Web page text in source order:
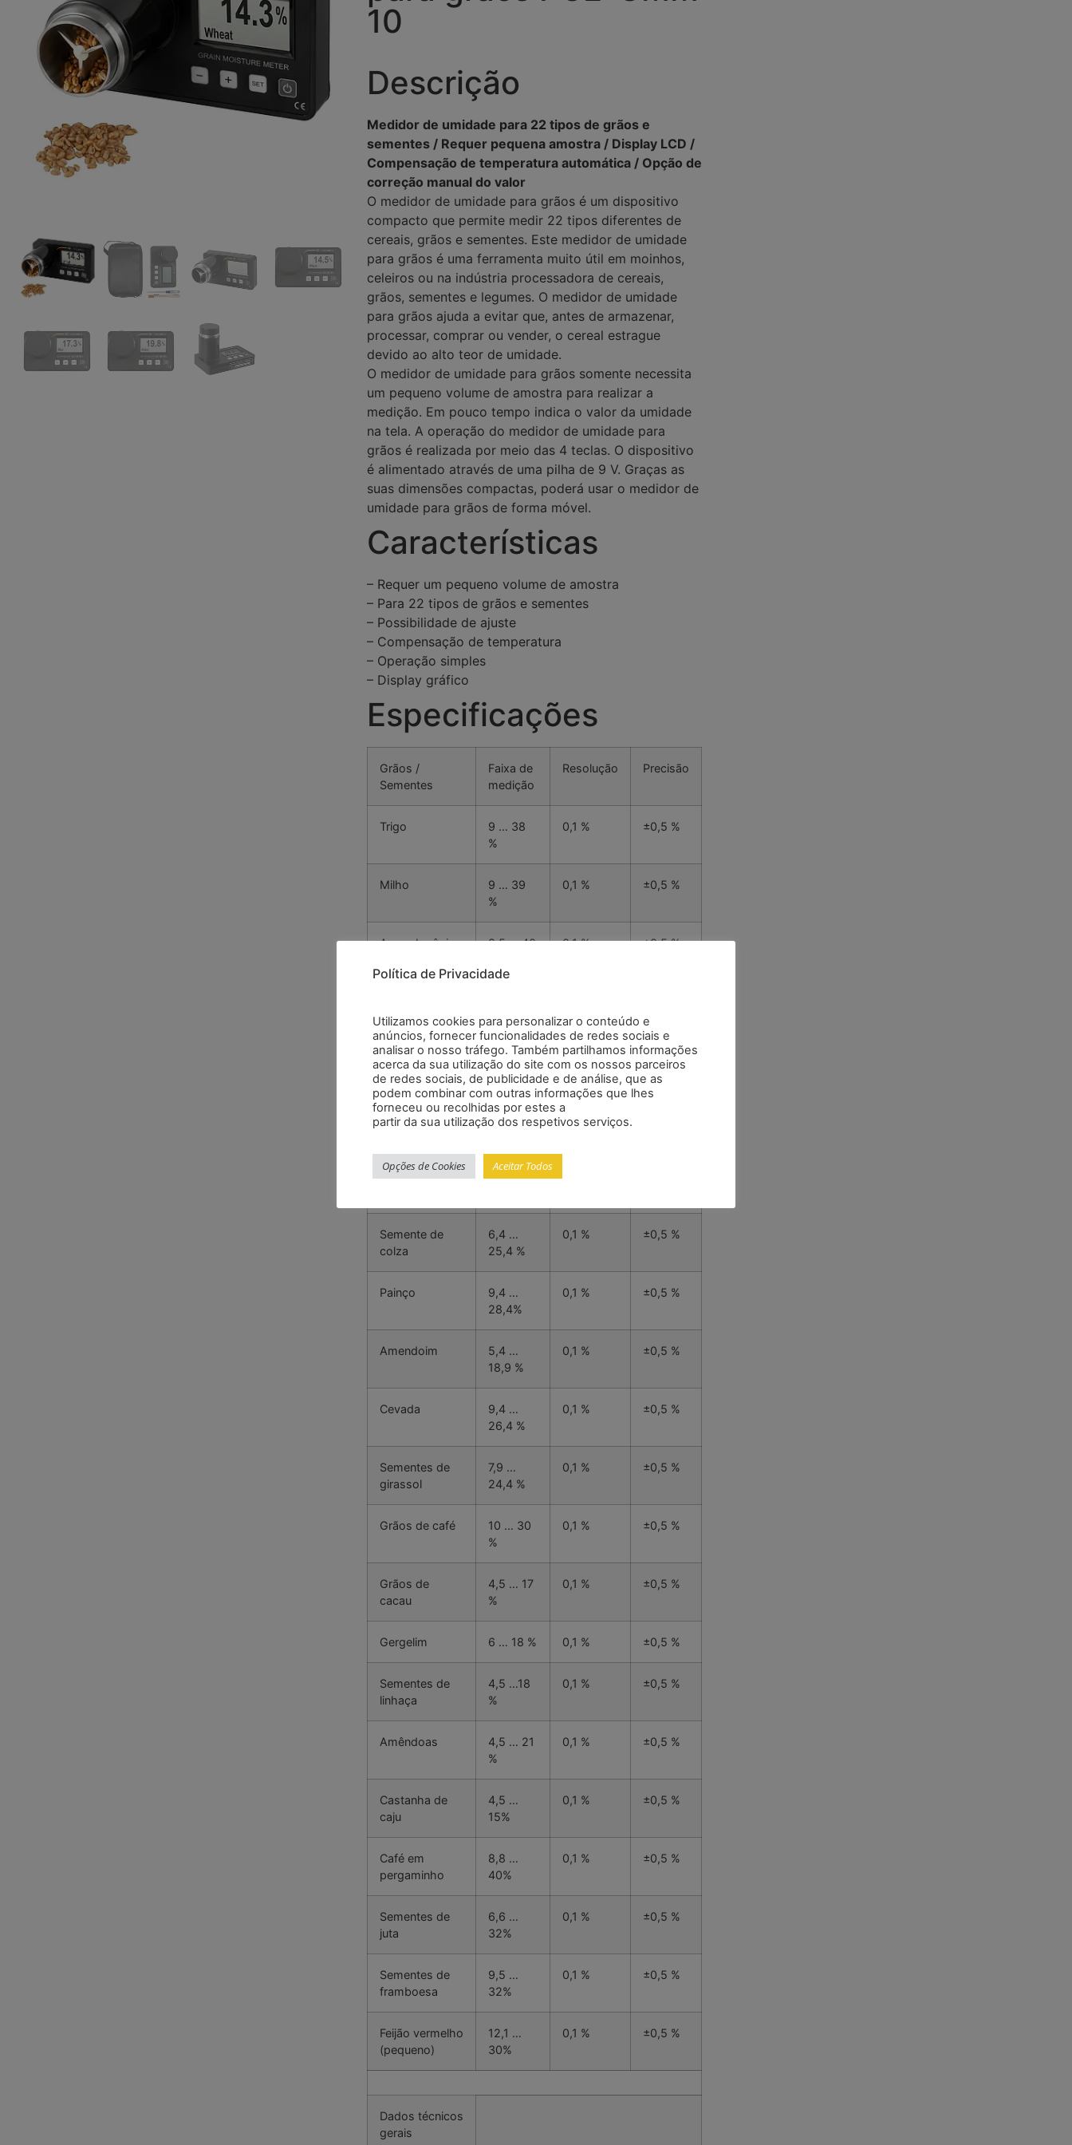
10
Descrição
Medidor de umidade para 22 tipos de grãos e
sementes / Requer pequena amostra / Display LCD /
Compensação de temperatura automática / Opção de
correção manual do valor
O medidor de umidade para grãos é um dispositivo
compacto que permite medir 22 tipos diferentes de
cereais, grãos e sementes. Este medidor de umidade
para grãos é uma ferramenta muito útil em moinhos,
celeiros ou na indústria processadora de cereais,
grãos, sementes e legumes. O medidor de umidade
para grãos ajuda a evitar que, antes de armazenar,
processar, comprar ou vender, o cereal estrague
devido ao alto teor de umidade.
O medidor de umidade para grãos somente necessita
um pequeno volume de amostra para realizar a
medição. Em pouco tempo indica o valor da umidade
na tela. A operação do medidor de umidade para
grãos é realizada por meio das 4 teclas. O dispositivo
é alimentado através de uma pilha de 9 V. Graças as
suas dimensões compactas, poderá usar o medidor de
umidade para grãos de forma móvel.
Características
– Requer um pequeno volume de amostra
– Para 22 tipos de grãos e sementes
– Possibilidade de ajuste
– Compensação de temperatura
– Operação simples
– Display gráfico
Especificações
Grãos /
Sementes
Faixa de
medição
Resolução Precisão
Trigo
9 … 38
%
0,1 % ±0,5 %
Milho
9 … 39
%
0,1 % ±0,5 %
Arroz Japônica
8,5 … 40
0,1 % ±0,5 %
30,4 %
Grãos de soja
8,9 …
33,4 %
0,1 % ±0,5 %
Arroz
10,4 …
0,1 %
Sorgo
8 … 35
Semente de
colza
6,4 …
25,4 %
0,1 % ±0,5 %
Painço
9,4 …
28,4%
0,1 % ±0,5 %
Amendoim
5,4 …
18,9 %
0,1 % ±0,5 %
Cevada
9,4 …
26,4 %
0,1 % ±0,5 %
Sementes de
girassol
7,9 …
24,4 %
0,1 % ±0,5 %
Grãos de café
10 … 30
%
0,1 % ±0,5 %
Grãos de
cacau
4,5 … 17
%
0,1 % ±0,5 %
Gergelim 6 … 18 % 0,1 % ±0,5 %
Sementes de
linhaça
4,5 …18
%
0,1 % ±0,5 %
Amêndoas
4,5 … 21
%
0,1 % ±0,5 %
Castanha de
caju
4,5 …
15%
0,1 % ±0,5 %
Café em
pergaminho
8,8 …
40%
0,1 % ±0,5 %
Sementes de
juta
6,6 …
32%
0,1 % ±0,5 %
Sementes de
framboesa
9,5 …
32%
0,1 % ±0,5 %
Feijão vermelho
(pequeno)
12,1 …
30%
0,1 % ±0,5 %
Dados técnicos
gerais
Política de Privacidade
Utilizamos cookies para personalizar o conteúdo e
anúncios, fornecer funcionalidades de redes sociais e
analisar o nosso tráfego. Também partilhamos informações
acerca da sua utilização do site com os nossos parceiros
de redes sociais, de publicidade e de análise, que as
podem combinar com outras informações que lhes
forneceu ou recolhidas por estes a
partir da sua utilização dos respetivos serviços.
Opções de Cookies Aceitar Todos